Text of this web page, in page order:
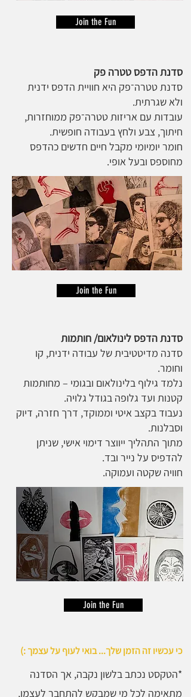
Join the Fun
סדנת הדפס טטרה פק
סדנת טטרה־פק היא חוויית הדפס ידנית
ולא שגרתית.
עובדות עם אריזות טטרה־פק ממוחזרות,
חיתוך, צבע ולחץ בעבודה חופשית.
חומר יומיומי מקבל חיים חדשים כהדפס
מחוספס ובעל אופי.
Join the Fun
סדנת הדפס לינולאום/ חותמות
סדנה מדיטטיבית של עבודה ידנית, קו
וחומר.
נלמד גילוף בלינולאום ובגומי – מחותמות
קטנות ועד גלופה בגודל גלויה.
נעבוד בקצב איטי וממוקד, דרך חזרה, דיוק
וסבלנות.
מתוך התהליך ייווצר דימוי אישי, שניתן
להדפיס על נייר ובד.
חוויה שקטה ועמוקה.
Join the Fun
כי עכשיו זה הזמן שלך... בואי לעוף על עצמך :)
*הטקסט נכתב בלשון נקבה, אך הסדנה
מתאימה לכל מי שמבקש להתחבר לעצמו,